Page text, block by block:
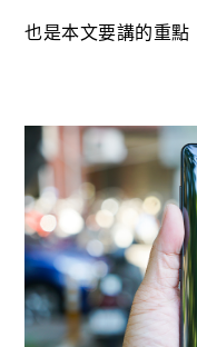
也是本文要講的重點